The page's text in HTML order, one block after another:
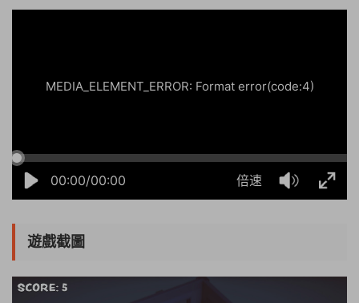
00:00/00:00 倍速
MEDIA_ELEMENT_ERROR: Format error(code:4)
遊戲截圖